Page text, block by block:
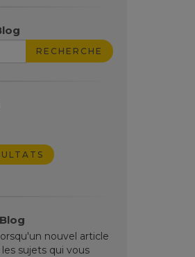
RECHERCHE
nouvel article
sujets qui vous